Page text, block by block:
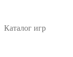
Каталог игр